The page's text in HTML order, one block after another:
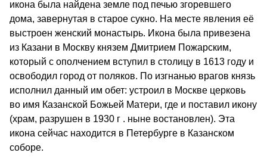
икона была найдена земле под печью згоревшего
дома, завернутая в старое сукно. На месте явления её
выстроен женский монастырь. Икона была привезена
из Казани в Москву князем Дмитрием Пожарским,
который с ополчением вступил в столицу в 1613 году и
освободил город от поляков. По изгнанью врагов князь
исполнил данный им обет: устроил в Москве церковь
во имя Казанской Божьей Матери, где и поставил икону
(храм, разрушен в 1930 г . ныне востановлен). Эта
икона сейчас находится в Петербурге в Казанском
соборе.